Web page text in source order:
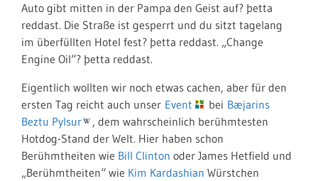
Auto gibt mitten in der Pampa den Geist auf? þetta
reddast. Die Straße ist gesperrt und du sitzt tagelang
im überfüllten Hotel fest? þetta reddast. „Change
Engine Oil“? þetta reddast.
Eigentlich wollten wir noch etwas cachen, aber für den
ersten Tag reicht auch unser Event bei Bæjarins
Beztu Pylsur
, dem wahrscheinlich berühmtesten
Hotdog-Stand der Welt. Hier haben schon
Berühmtheiten wie Bill Clinton oder James Hetfield und
„Berühmtheiten“ wie Kim Kardashian Würstchen